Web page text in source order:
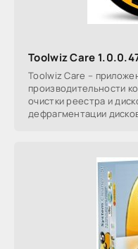
Toolwiz Care
Toolwiz Care –
производительности
очистки реестра и
дефрагментации